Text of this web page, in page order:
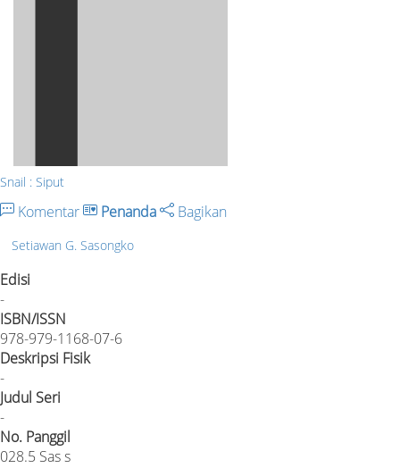
Snail : Siput
Komentar Penanda Bagikan
Setiawan G. Sasongko
Edisi
-
ISBN/ISSN
978-979-1168-07-6
Deskripsi Fisik
-
Judul Seri
-
No. Panggil
028.5 Sas s